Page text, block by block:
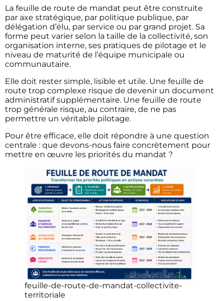
La feuille de route de mandat peut être construite
par axe stratégique, par politique publique, par
délégation d’élu, par service ou par grand projet. Sa
forme peut varier selon la taille de la collectivité, son
organisation interne, ses pratiques de pilotage et le
niveau de maturité de l’équipe municipale ou
communautaire.
Elle doit rester simple, lisible et utile. Une feuille de
route trop complexe risque de devenir un document
administratif supplémentaire. Une feuille de route
trop générale risque, au contraire, de ne pas
permettre un véritable pilotage.
Pour être efficace, elle doit répondre à une question
centrale : que devons-nous faire concrètement pour
mettre en œuvre les priorités du mandat ?
feuille-de-route-de-mandat-collectivite-
territoriale